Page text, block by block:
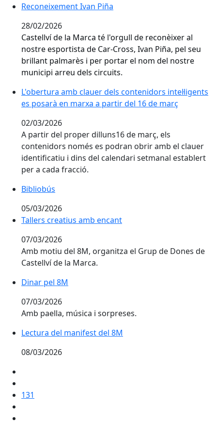
Reconeixement Ivan Piña
Reconeixement Ivan Piña
28/02/2026
Castellví de la Marca té l'orgull de reconèixer al
nostre esportista de Car-Cross, Ivan Piña, pel seu
brillant palmarès i per portar el nom del nostre
municipi arreu dels circuits.
L'obertura amb clauer dels contenidors intel·ligents
L'obertura amb clauer dels contenidors intel·ligents
es posarà en marxa a partir del 16 de març
02/03/2026
A partir del proper dilluns16 de març, els
contenidors només es podran obrir amb el clauer
identificatiu i dins del calendari setmanal establert
per a cada fracció.
Bibliobús
05/03/2026
Tallers creatius amb encant
07/03/2026
Amb motiu del 8M, organitza el Grup de Dones de
Castellví de la Marca.
Dinar pel 8M
07/03/2026
Amb paella, música i sorpreses.
Lectura del manifest del 8M
08/03/2026
131